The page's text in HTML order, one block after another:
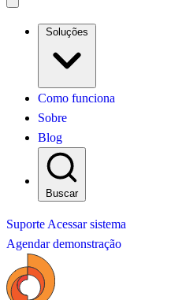
Como funciona
Sobre
Blog
Buscar
Suporte Acessar sistema
Agendar demonstração